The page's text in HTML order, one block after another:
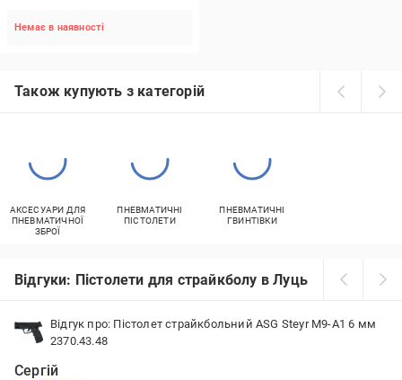
Немає в наявності
Також купують з категорій
АКСЕСУАРИ ДЛЯ
ПНЕВМАТИЧНОЇ
ЗБРОЇ
ПНЕВМАТИЧНІ
ПІСТОЛЕТИ
ПНЕВМАТИЧНІ
ГВИНТІВКИ
Відгуки: Пістолети для страйкболу в Луцьку
Відгук про: Пістолет страйкбольний ASG Steyr M9-A1 6 мм
2370.43.48
Сергій